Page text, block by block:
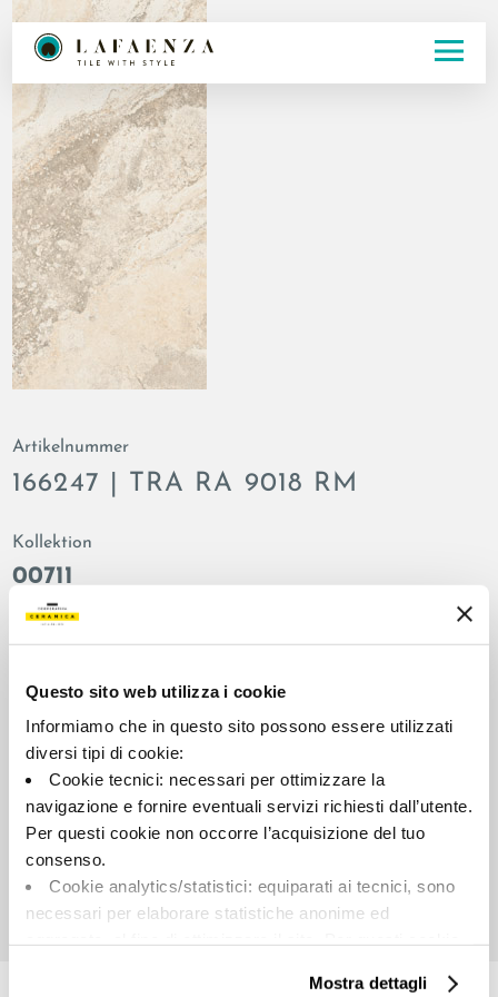
Questo sito web utilizza i cookie
Informiamo che in questo sito possono essere utilizzati
diversi tipi di cookie:
Cookie tecnici: necessari per ottimizzare la
navigazione e fornire eventuali servizi richiesti dall’utente.
Per questi cookie non occorre l’acquisizione del tuo
consenso.
Cookie analytics/statistici: equiparati ai tecnici, sono
necessari per elaborare statistiche anonime ed
Cookie di profilazione/marketing: sono utilizzati, solo
Mostra dettagli
Artikelnummer
166247 | TRA RA 9018 RM
Kollektion
00711
Farbe:
Almond
Schlicht
Format:
90.0x180.0
natur
matt
Schattierung:
Maßeinheit:
MQ